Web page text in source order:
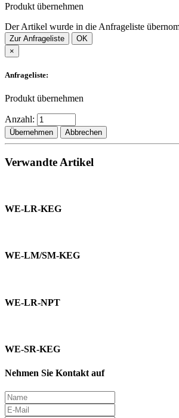
Produkt übernehmen
Der Artikel wurde in die Anfrageliste
Zur Anfrageliste
OK
×
Anfrageliste:
Produkt übernehmen
Anzahl:
Übernehmen Abbrechen
Verwandte Artikel
WE-LR-KEG
WE-LM/SM-KEG
WE-LR-NPT
WE-SR-KEG
Nehmen Sie Kontakt auf